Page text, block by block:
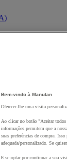
artigo ao seu
Bem-vindo à Manutan
Oferecer-lhe uma visita
Ao clicar no botão "Aceitar todos
informações permitem que a
suas preferências de compra.
adequada/personalizado. Se
E se optar por continuar a sua